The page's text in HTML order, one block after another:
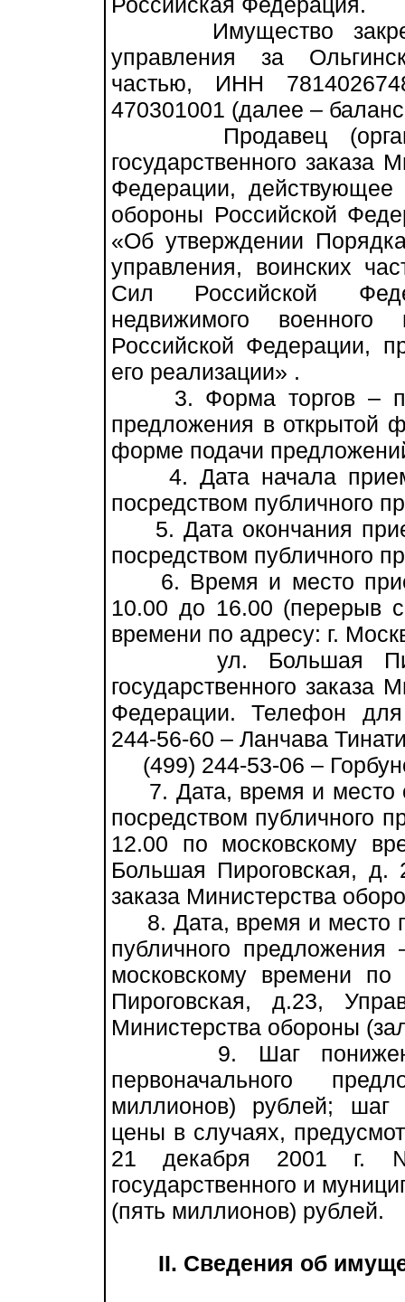
Имущество
управления за
частью, ИНН
470301001 (далее –
Продавец
государственного заказа
Федерации, действующее
обороны Российской
«Об утверждении
управления, воинских
Сил Российской
недвижимого
Российской Федерации,
его реализации» .
3. Форма торгов –
предложения в открытой
форме подачи
4. Дата начала
посредством публичного
5. Дата окончания
посредством публичного
6. Время и место
10.00 до 16.00 (перерыв
времени по адресу: г.
ул. Большая
государственного заказа
Федерации. Телефон для
244-56-60 – Ланчава
(499) 244-53-06 –
7. Дата, время и место
посредством публичного
12.00 по московскому
Большая Пироговская, д.
заказа Министерства
8. Дата, время и место
публичного
московскому времени
Пироговская, д.23,
Министерства обороны
9. Шаг понижения
первоначального
миллионов) рублей; шаг
цены в случаях,
21 декабря 2001 г.
государственного и
(пять миллионов) рублей.
II. Сведения об